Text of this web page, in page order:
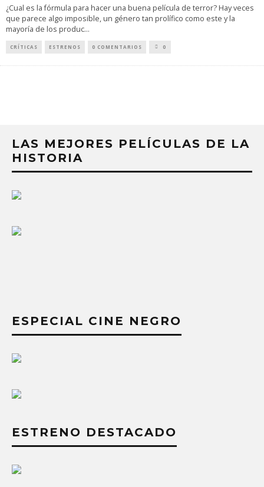
¿Cual es la fórmula para hacer una buena película de terror? Hay veces
que parece algo imposible, un género tan prolífico como este y la
mayoría de los produc...
CRÍTICAS ESTRENOS 0 COMENTARIOS 0
LAS MEJORES PELÍCULAS DE LA
HISTORIA
ESPECIAL CINE NEGRO
ESTRENO DESTACADO